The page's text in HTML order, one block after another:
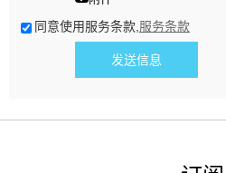
同意使用服务条款,服务条款
发送信息